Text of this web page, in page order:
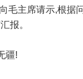
毛主席请示,根据
报。
疆!